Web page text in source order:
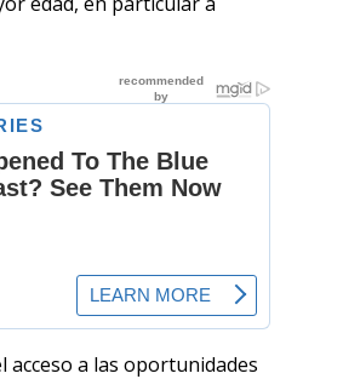
acceso a las oportunidades